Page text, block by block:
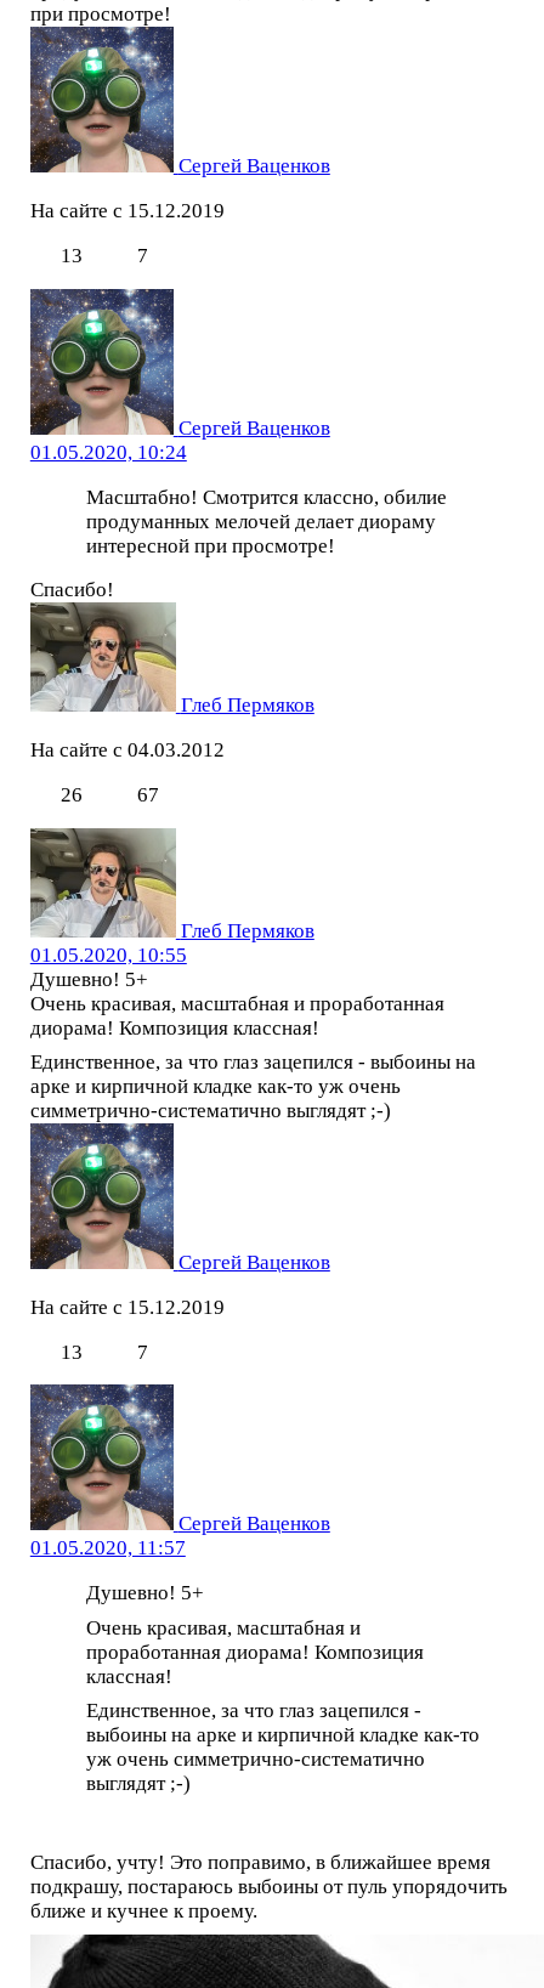
при просмотре!
Сергей Ваценков
На сайте с 15.12.2019
13
7
Сергей Ваценков
01.05.2020, 10:24
Масштабно! Смотрится классно, обилие
продуманных мелочей делает диораму
интересной при просмотре!
Спасибо!
Глеб Пермяков
На сайте с 04.03.2012
26
67
Глеб Пермяков
01.05.2020, 10:55
Душевно! 5+
Очень красивая, масштабная и проработанная
диорама! Композиция классная!
Единственное, за что глаз зацепился - выбоины на
арке и кирпичной кладке как-то уж очень
симметрично-систематично выглядят ;-)
Сергей Ваценков
На сайте с 15.12.2019
13
7
Сергей Ваценков
01.05.2020, 11:57
Душевно! 5+
Очень красивая, масштабная и
проработанная диорама! Композиция
классная!
Единственное, за что глаз зацепился -
выбоины на арке и кирпичной кладке как-то
уж очень симметрично-систематично
выглядят ;-)
Спасибо, учту! Это поправимо, в ближайшее время
подкрашу, постараюсь выбоины от пуль упорядочить
ближе и кучнее к проему.